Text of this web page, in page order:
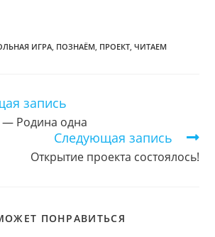
ИГРА ПОЗНАЁМ ПРОЕКТ ЧИТАЕМ
запись
Родина одна
Следующая запись
Открытие проекта состоялось!
ПОНРАВИТЬСЯ